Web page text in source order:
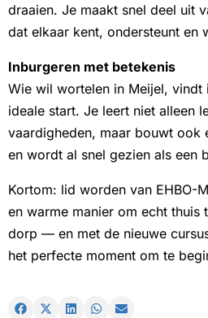
draaien. Je maakt snel deel uit
dat elkaar kent, ondersteunt en
Inburgeren met betekenis
Wie wil wortelen in Meijel, vindt
ideale start. Je leert niet alleen
vaardigheden, maar bouwt ook
en wordt al snel gezien als een
Kortom: lid worden van EHBO-
en warme manier om echt thuis
dorp — en met de nieuwe
het perfecte moment om te